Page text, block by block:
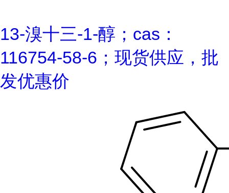
13-溴十三-1-醇；cas：
116754-58-6；现货供应，批
发优惠价